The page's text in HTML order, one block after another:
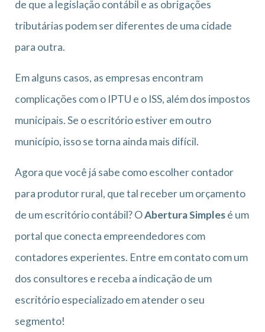
de que a legislação contábil e as obrigações
tributárias podem ser diferentes de uma cidade
para outra.
Em alguns casos, as empresas encontram
complicações com o IPTU e o ISS, além dos impostos
municipais. Se o escritório estiver em outro
município, isso se torna ainda mais difícil.
Agora que você já sabe como escolher contador
para produtor rural, que tal receber um orçamento
de um escritório contábil? OAbertura Simplesé um
portal que conecta empreendedores com
contadores experientes. Entre em contato com um
dos consultores e receba a indicação de um
escritório especializado em atender o seu
segmento!